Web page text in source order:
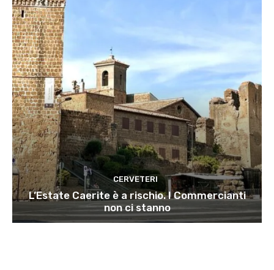
CERVETERI
L’Estate Caerite è a rischio. I Commercianti
non ci stanno